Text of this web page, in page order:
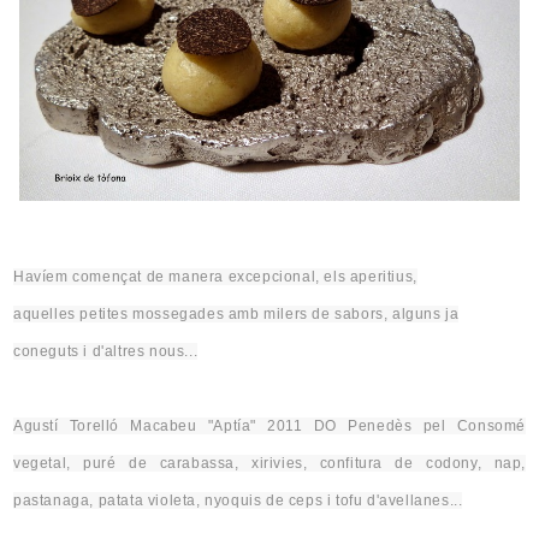
Havíem començat de manera excepcional, els aperitius,
aquelles petites mossegades amb milers de sabors, alguns ja
coneguts i d'altres nous...
Agustí Torelló Macabeu "Aptía" 2011 DO Penedès pel Consomé
vegetal, puré de carabassa, xirivies, confitura de codony, nap,
pastanaga, patata violeta, nyoquis de ceps i tofu d'avellanes...